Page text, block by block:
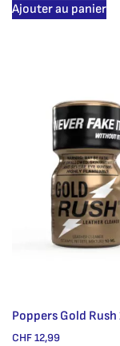
Ajouter au panier
Poppers Gold Rush
CHF12,99